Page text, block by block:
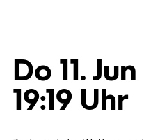
Do 11. Jun
19:19 Uhr